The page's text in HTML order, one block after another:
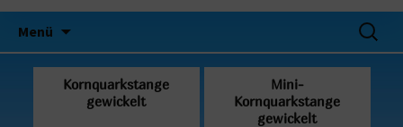
Menü
Suchen
nach:
Kornquarkstange
gewickelt
Mini-
Kornquarkstange
gewickelt